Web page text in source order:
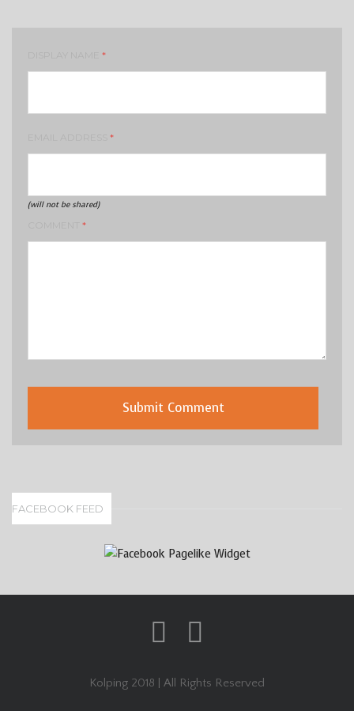
*
*
(will not be shared)
*
FACEBOOK FEED
Kolping 2018 | All Rights Reserved